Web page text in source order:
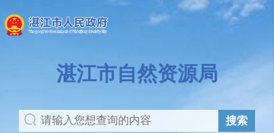
湛江市自然资源局
搜索